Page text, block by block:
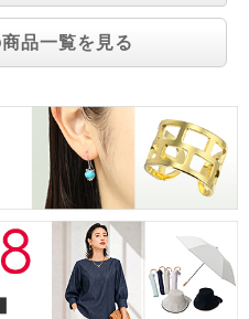
品一覧を見る